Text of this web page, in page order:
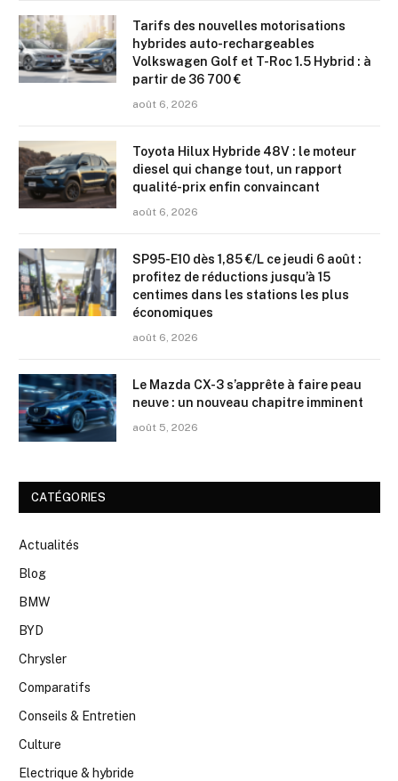
Tarifs des nouvelles motorisations
hybrides auto-rechargeables
Volkswagen Golf et T-Roc 1.5 Hybrid : à
partir de 36 700 €
août 6, 2026
Toyota Hilux Hybride 48V : le moteur
diesel qui change tout, un rapport
qualité-prix enfin convaincant
août 6, 2026
SP95-E10 dès 1,85 €/L ce jeudi 6 août :
profitez de réductions jusqu’à 15
centimes dans les stations les plus
économiques
août 6, 2026
Le Mazda CX-3 s’apprête à faire peau
neuve : un nouveau chapitre imminent
août 5, 2026
CATÉGORIES
Actualités
Blog
BMW
BYD
Chrysler
Comparatifs
Conseils & Entretien
Culture
Electrique & hybride